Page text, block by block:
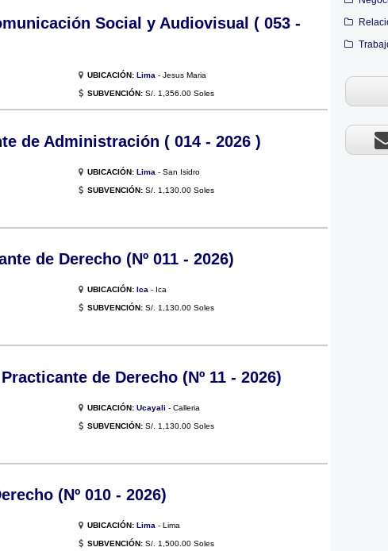
Social y Audiovisual ( 053 -
UBICACIÓN: Lima - Jesus Maria
SUBVENCIÓN: S/. 1,356.00 Soles
de Administración ( 014 - 2026 )
UBICACIÓN: Lima - San Isidro
SUBVENCIÓN: S/. 1,130.00 Soles
de Derecho (Nº 011 - 2026)
UBICACIÓN: Ica - Ica
SUBVENCIÓN: S/. 1,130.00 Soles
de Derecho (Nº 11 - 2026)
UBICACIÓN: Ucayali - Calleria
SUBVENCIÓN: S/. 1,130.00 Soles
(Nº 010 - 2026)
UBICACIÓN: Lima - Lima
SUBVENCIÓN: S/. 1,500.00 Soles